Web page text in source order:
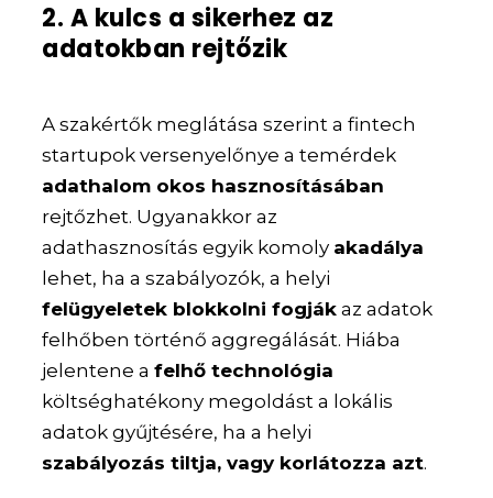
2. A kulcs a sikerhez az
adatokban rejtőzik
A szakértők meglátása szerint a fintech
startupok versenyelőnye a temérdek
adathalom okos hasznosításában
rejtőzhet. Ugyanakkor az
adathasznosítás egyik komoly akadálya
lehet, ha a szabályozók, a helyi
felügyeletek blokkolni fogják az adatok
felhőben történő aggregálását. Hiába
jelentene afelhő technológia
költséghatékony megoldást a lokális
adatok gyűjtésére, ha a helyi
szabályozás tiltja, vagy korlátozza azt.